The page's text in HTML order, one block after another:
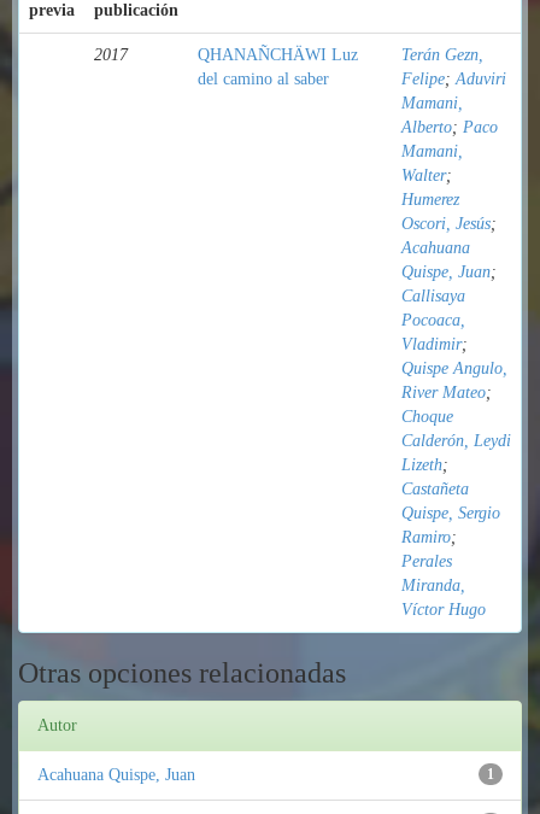
previa
publicación
2017
QHANAÑCHÄWI Luz
del camino al saber
Terán Gezn,
Felipe;Aduviri
Mamani,
Alberto; Paco
Mamani,
Walter;
Humerez
Oscori, Jesús;
Acahuana
Quispe, Juan;
Callisaya
Pocoaca,
Vladimir;
Quispe Angulo,
River Mateo;
Choque
Calderón, Leydi
Lizeth;
Castañeta
Quispe, Sergio
Ramiro;
Perales
Miranda,
Víctor Hugo
Otras opciones relacionadas
Autor
1
Acahuana Quispe, Juan